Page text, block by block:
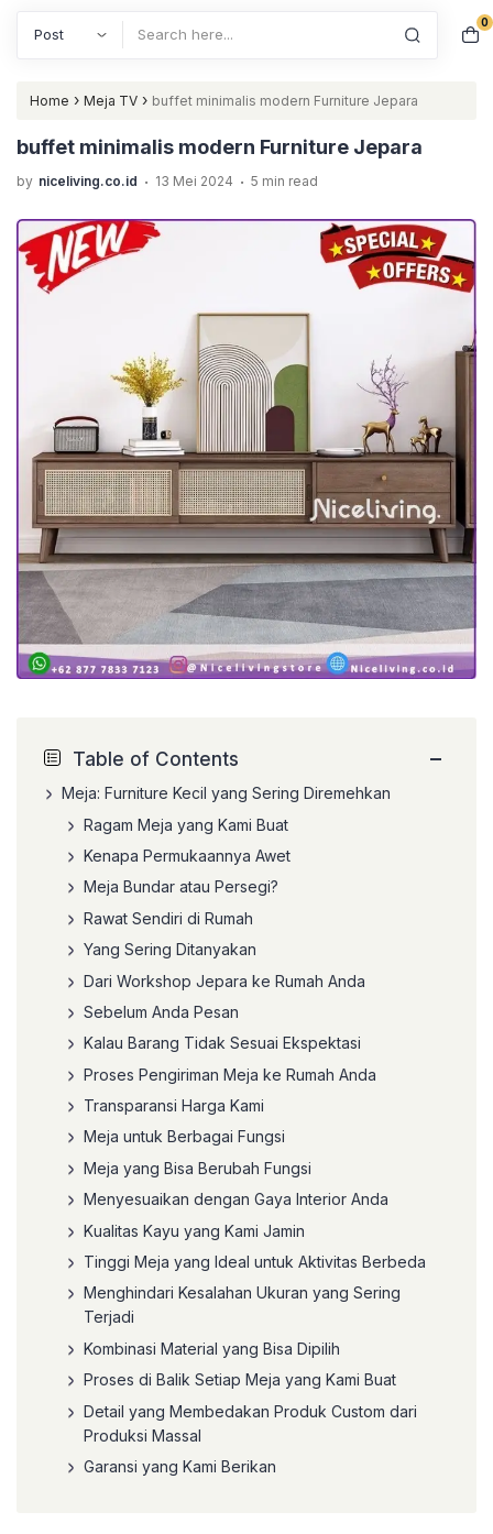
0
Home › Meja TV › buffet minimalis modern Furniture Jepara
buffet minimalis modern Furniture Jepara
by niceliving.co.id . 13 Mei 2024 . 5 min read
Table of Contents −
Meja: Furniture Kecil yang Sering Diremehkan
Ragam Meja yang Kami Buat
Kenapa Permukaannya Awet
Meja Bundar atau Persegi?
Rawat Sendiri di Rumah
Yang Sering Ditanyakan
Dari Workshop Jepara ke Rumah Anda
Sebelum Anda Pesan
Kalau Barang Tidak Sesuai Ekspektasi
Proses Pengiriman Meja ke Rumah Anda
Transparansi Harga Kami
Meja untuk Berbagai Fungsi
Meja yang Bisa Berubah Fungsi
Menyesuaikan dengan Gaya Interior Anda
Kualitas Kayu yang Kami Jamin
Tinggi Meja yang Ideal untuk Aktivitas Berbeda
Menghindari Kesalahan Ukuran yang Sering
Terjadi
Kombinasi Material yang Bisa Dipilih
Proses di Balik Setiap Meja yang Kami Buat
Detail yang Membedakan Produk Custom dari
Produksi Massal
Garansi yang Kami Berikan